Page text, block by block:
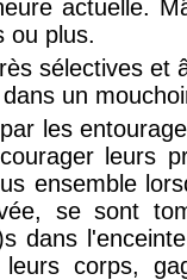
actuelle.
ou plus.
sélectives et
un
les
leurs
ensemble
se sont
dans
corps,